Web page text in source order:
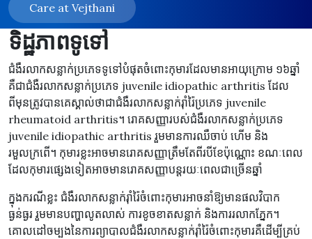
Care at Vejthani
ទិដ្ឋភាពទូទៅ
ជំងឺរលាកសន្លាក់ប្រភេទទូទៅបំផុតចំពោះកុមារដែលមានអាយុក្រោម ១៦ឆ្នាំ
គឺជាជំងឺរលាកសន្លាក់ប្រភេទ juvenile idiopathic arthritis ដែល
ពីមុនត្រូវបានគេស្គាល់ថាជាជំងឺរលាកសន្លាក់រ៉ាំរ៉ៃប្រភេទ juvenile
rheumatoid arthritis។ រោគសញ្ញារបស់ជំងឺរលាកសន្លាក់ប្រភេទ
juvenile idiopathic arthritis រួមមានការឈឺចាប់ ហើម និង
រមួលក្រពើ។ កុមារខ្លះអាចមានរោគសញ្ញាត្រឹមតែពីរបីខែប៉ុណ្ណោះ ខណៈពេល
ដែលកុមារផ្សេងទៀតអាចមានរោគសញ្ញាបន្តរយៈពេលជាច្រើនឆ្នាំ
ក្នុងករណីខ្លះ ជំងឺរលាកសន្លាក់រ៉ាំរ៉ៃចំពោះកុមារអាចនាំឱ្យមានផលវិបាក
ធ្ងន់ធ្ងរ រួមមានបញ្ហាលូតលាស់ ការខូចខាតសន្លាក់ និងការរលាកភ្នែក។
គោលដៅចម្បងនៃការព្យាបាលជំងឺរលាកសន្លាក់រ៉ាំរ៉ៃចំពោះកុមារគឺដើម្បីគ្រប់